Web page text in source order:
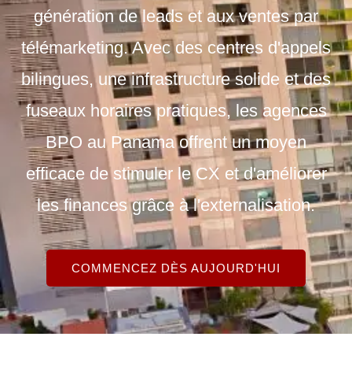
génération de leads et aux ventes par
télémarketing. Avec des centres d'appels
bilingues, une infrastructure solide et des
fuseaux horaires pratiques, les agences
BPO au Panama offrent un moyen
efficace de stimuler le CX et d'améliorer
les finances grâce à l'externalisation.
COMMENCEZ DÈS AUJOURD'HUI